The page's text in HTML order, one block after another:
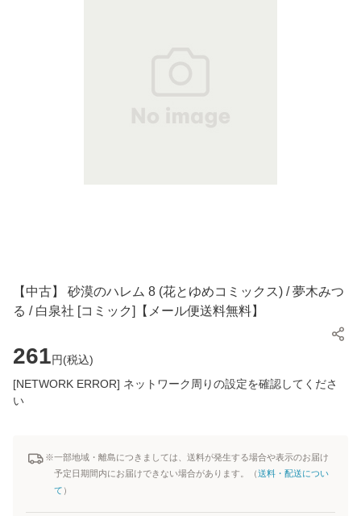
【中古】 砂漠のハレム 8 (花とゆめコミックス) / 夢木みつ
る / 白泉社 [コミック]【メール便送料無料】
261円(税込)
[NETWORK ERROR] ネットワーク周りの設定を確認してくださ
い
※一部地域・離島につきましては、送料が発生する場合や表示のお届け
予定日期間内にお届けできない場合があります。（送料・配送につい
て ）